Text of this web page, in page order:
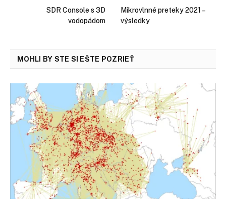
SDR Console s 3D
vodopádom
Mikrovlnné preteky 2021 –
výsledky
MOHLI BY STE SI EŠTE POZRIEŤ